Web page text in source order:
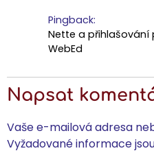
Pingback:
Nette a přihlašování
WebEd
Napsat
Vaše e-mailová adresa
Vyžadované informace